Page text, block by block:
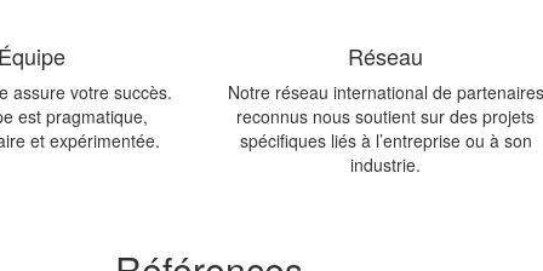
Équipe
assure votre succès.
est pragmatique,
et expérimentée.
Réseau
Notre réseau international de partenaires
reconnus nous soutient sur des projets
spécifiques liés à l’entreprise ou à son
industrie.